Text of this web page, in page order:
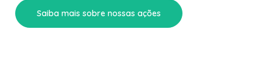
Saiba mais sobre nossas ações